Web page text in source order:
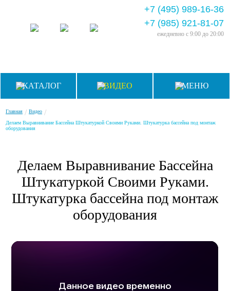
+7 (495) 989-16-36
+7 (985) 921-81-07
ежедневно с 9:00 до 20:00
КАТАЛОГ ВИДЕО МЕНЮ
Главная / Видео /
Делаем Выравнивание Бассейна Штукатуркой Своими Руками. Штукатурка бассейна под монтаж
оборудования
Делаем Выравнивание Бассейна
Штукатуркой Своими Руками.
Штукатурка бассейна под монтаж
оборудования